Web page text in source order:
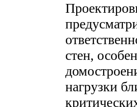
стен,
нагрузки